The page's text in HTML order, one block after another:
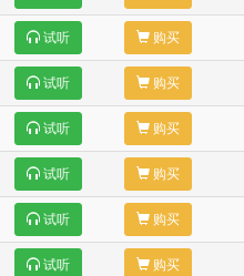
试听 购买
试听 购买
试听 购买
试听 购买
试听 购买
试听 购买